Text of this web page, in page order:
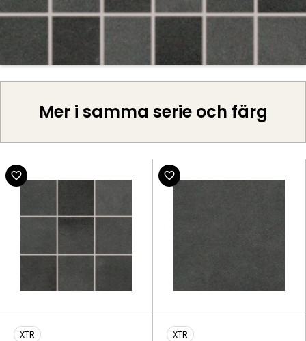
Mer i samma serie och färg
XTR XTR